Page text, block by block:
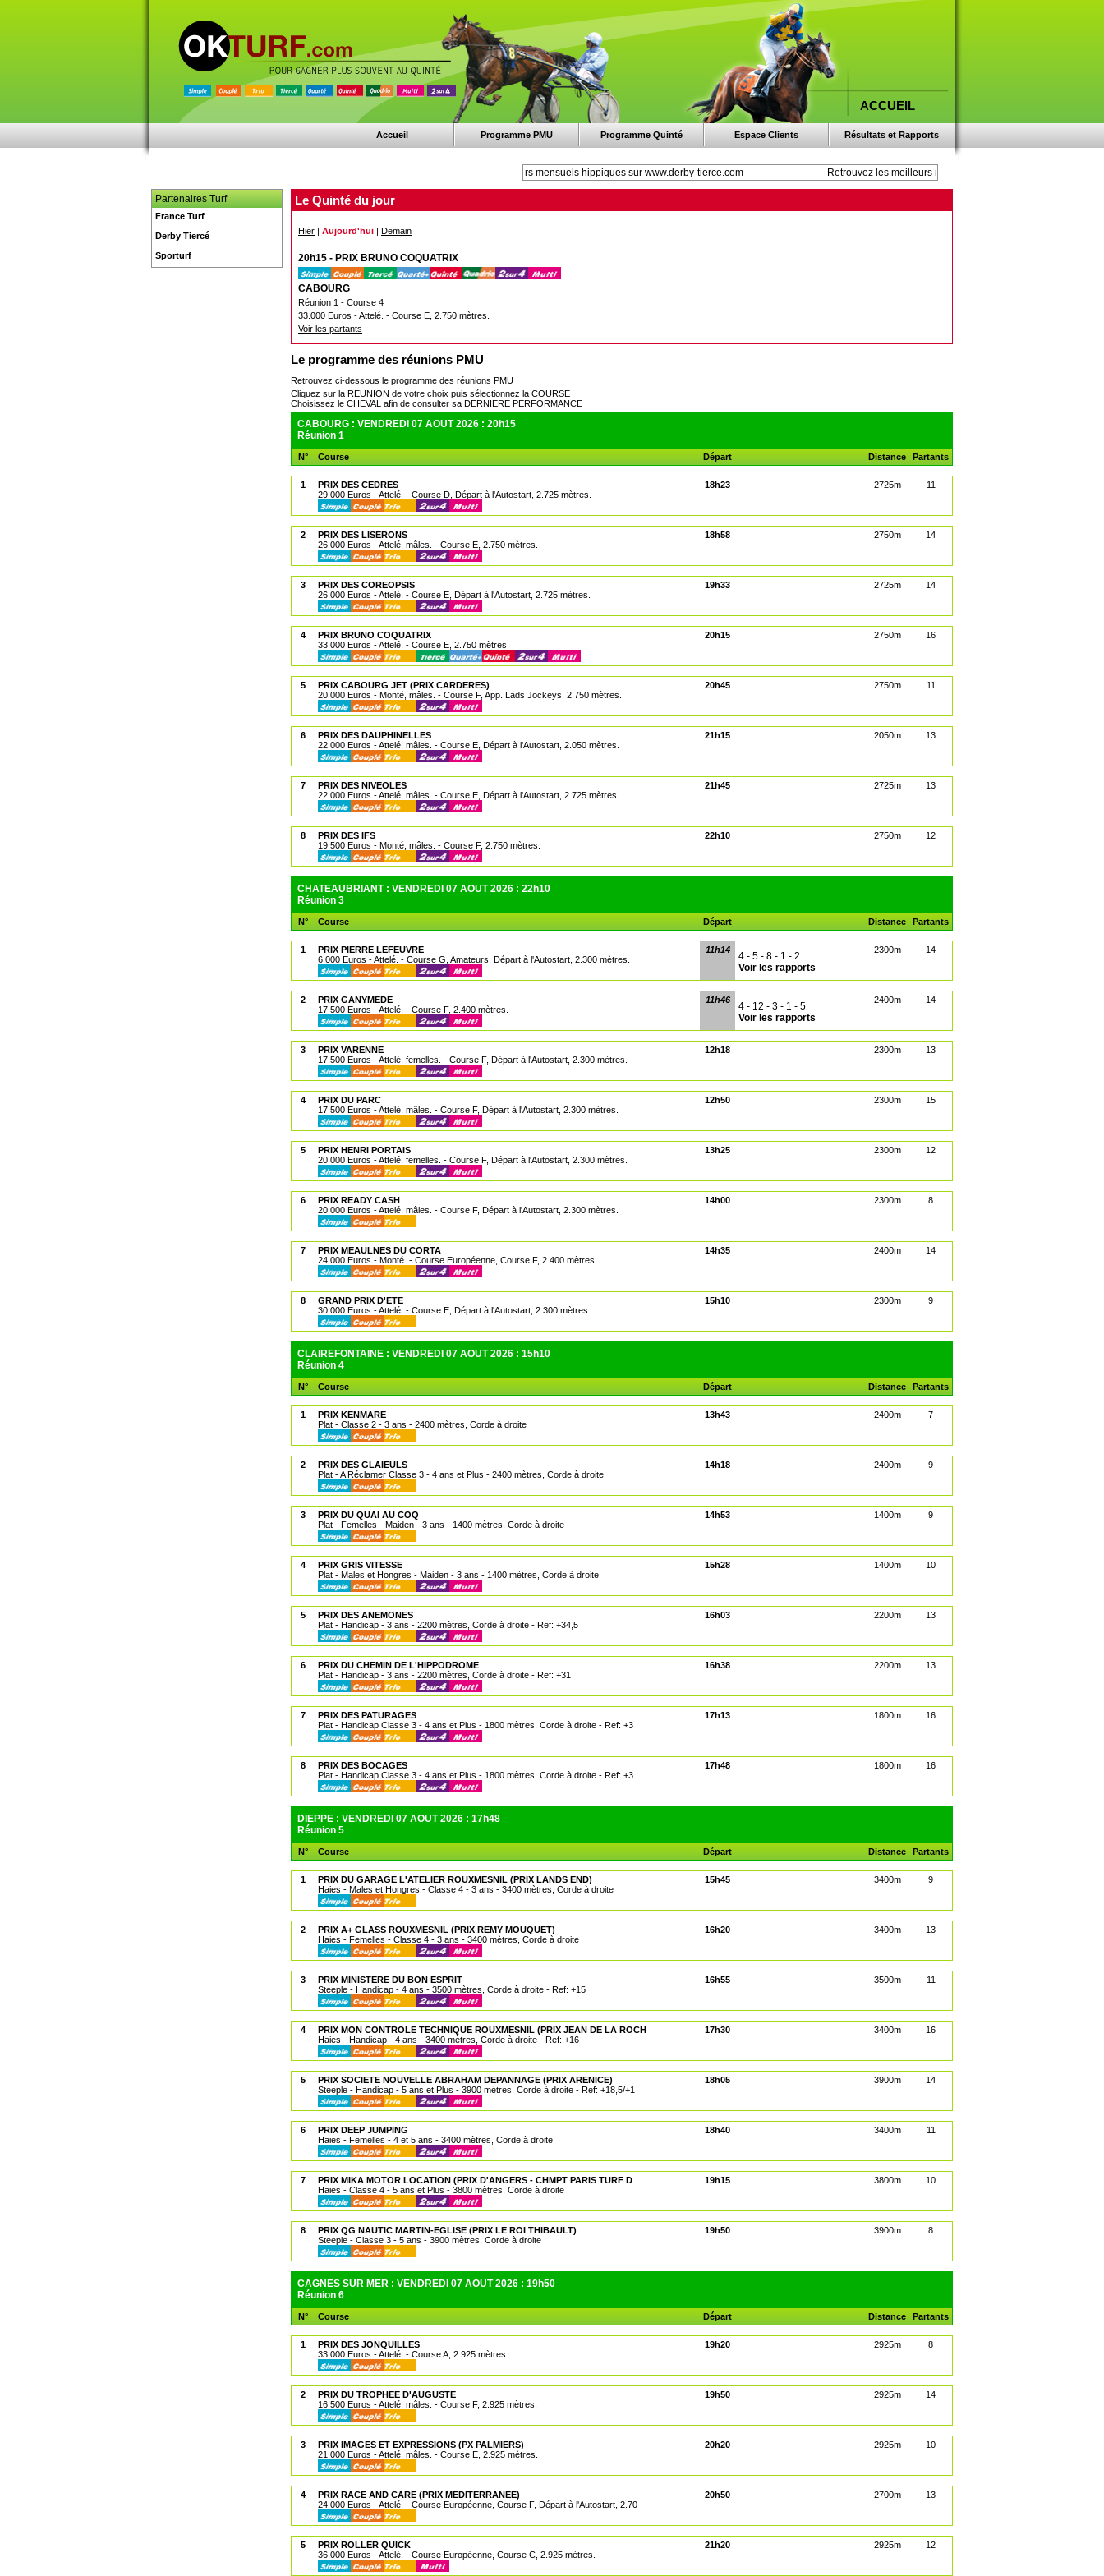
ACCUEIL
Résultats et Rapports
Espace Clients
Programme Quinté
Programme PMU
Accueil
Le Quinté du jour
Hier | Aujourd'hui | Demain
20h15 - PRIX BRUNO COQUATRIX
CABOURG
Réunion 1 - Course 4
33.000 Euros - Attelé. - Course E, 2.750 mètres.
Voir les partants
Le programme des réunions PMU
Retrouvez ci-dessous le programme des réunions PMU
Cliquez sur la REUNION de votre choix puis sélectionnez la COURSE
Choisissez le CHEVAL afin de consulter sa DERNIERE PERFORMANCE
CABOURG : VENDREDI 07 AOUT 2026 : 20h15
Réunion 1
N° Course Départ Distance Partants
1
PRIX DES CEDRES
29.000 Euros - Attelé. - Course D, Départ à l'Autostart, 2.725 mètres.
18h23 2725m 11
2
PRIX DES LISERONS
26.000 Euros - Attelé, mâles. - Course E, 2.750 mètres.
18h58 2750m 14
3
PRIX DES COREOPSIS
26.000 Euros - Attelé. - Course E, Départ à l'Autostart, 2.725 mètres.
19h33 2725m 14
4
PRIX BRUNO COQUATRIX
33.000 Euros - Attelé. - Course E, 2.750 mètres.
20h15 2750m 16
5
PRIX CABOURG JET (PRIX CARDERES)
20.000 Euros - Monté, mâles. - Course F, App. Lads Jockeys, 2.750 mètres.
20h45 2750m 11
6
PRIX DES DAUPHINELLES
22.000 Euros - Attelé, mâles. - Course E, Départ à l'Autostart, 2.050 mètres.
21h15 2050m 13
7
PRIX DES NIVEOLES
22.000 Euros - Attelé, mâles. - Course E, Départ à l'Autostart, 2.725 mètres.
21h45 2725m 13
8
PRIX DES IFS
19.500 Euros - Monté, mâles. - Course F, 2.750 mètres.
22h10 2750m 12
CHATEAUBRIANT : VENDREDI 07 AOUT 2026 : 22h10
Réunion 3
N° Course Départ Distance Partants
1
PRIX PIERRE LEFEUVRE
6.000 Euros - Attelé. - Course G, Amateurs, Départ à l'Autostart, 2.300 mètres.
11h14
4 - 5 - 8 - 1 - 2
Voir les rapports
2300m 14
2
PRIX GANYMEDE
17.500 Euros - Attelé. - Course F, 2.400 mètres.
11h46
4 - 12 - 3 - 1 - 5
Voir les rapports
2400m 14
3
PRIX VARENNE
17.500 Euros - Attelé, femelles. - Course F, Départ à l'Autostart, 2.300 mètres.
12h18 2300m 13
4
PRIX DU PARC
17.500 Euros - Attelé, mâles. - Course F, Départ à l'Autostart, 2.300 mètres.
12h50 2300m 15
5
PRIX HENRI PORTAIS
20.000 Euros - Attelé, femelles. - Course F, Départ à l'Autostart, 2.300 mètres.
13h25 2300m 12
6
PRIX READY CASH
20.000 Euros - Attelé, mâles. - Course F, Départ à l'Autostart, 2.300 mètres.
14h00 2300m 8
7
PRIX MEAULNES DU CORTA
24.000 Euros - Monté. - Course Européenne, Course F, 2.400 mètres.
14h35 2400m 14
8
GRAND PRIX D'ETE
30.000 Euros - Attelé. - Course E, Départ à l'Autostart, 2.300 mètres.
15h10 2300m 9
CLAIREFONTAINE : VENDREDI 07 AOUT 2026 : 15h10
Réunion 4
N° Course Départ Distance Partants
1
PRIX KENMARE
Plat - Classe 2 - 3 ans - 2400 mètres, Corde à droite
13h43 2400m 7
2
PRIX DES GLAIEULS
Plat - A Réclamer Classe 3 - 4 ans et Plus - 2400 mètres, Corde à droite
14h18 2400m 9
3
PRIX DU QUAI AU COQ
Plat - Femelles - Maiden - 3 ans - 1400 mètres, Corde à droite
14h53 1400m 9
4
PRIX GRIS VITESSE
Plat - Males et Hongres - Maiden - 3 ans - 1400 mètres, Corde à droite
15h28 1400m 10
5
PRIX DES ANEMONES
Plat - Handicap - 3 ans - 2200 mètres, Corde à droite - Ref: +34,5
16h03 2200m 13
6
PRIX DU CHEMIN DE L'HIPPODROME
Plat - Handicap - 3 ans - 2200 mètres, Corde à droite - Ref: +31
16h38 2200m 13
7
PRIX DES PATURAGES
Plat - Handicap Classe 3 - 4 ans et Plus - 1800 mètres, Corde à droite - Ref: +3
17h13 1800m 16
8
PRIX DES BOCAGES
Plat - Handicap Classe 3 - 4 ans et Plus - 1800 mètres, Corde à droite - Ref: +3
17h48 1800m 16
DIEPPE : VENDREDI 07 AOUT 2026 : 17h48
Réunion 5
N° Course Départ Distance Partants
1
PRIX DU GARAGE L'ATELIER ROUXMESNIL (PRIX LANDS END)
Haies - Males et Hongres - Classe 4 - 3 ans - 3400 mètres, Corde à droite
15h45 3400m 9
2
PRIX A+ GLASS ROUXMESNIL (PRIX REMY MOUQUET)
Haies - Femelles - Classe 4 - 3 ans - 3400 mètres, Corde à droite
16h20 3400m 13
3
PRIX MINISTERE DU BON ESPRIT
Steeple - Handicap - 4 ans - 3500 mètres, Corde à droite - Ref: +15
16h55 3500m 11
4
PRIX MON CONTROLE TECHNIQUE ROUXMESNIL (PRIX JEAN DE LA ROCH
Haies - Handicap - 4 ans - 3400 mètres, Corde à droite - Ref: +16
17h30 3400m 16
5
PRIX SOCIETE NOUVELLE ABRAHAM DEPANNAGE (PRIX ARENICE)
Steeple - Handicap - 5 ans et Plus - 3900 mètres, Corde à droite - Ref: +18,5/+1
18h05 3900m 14
6
PRIX DEEP JUMPING
Haies - Femelles - 4 et 5 ans - 3400 mètres, Corde à droite
18h40 3400m 11
7
PRIX MIKA MOTOR LOCATION (PRIX D'ANGERS - CHMPT PARIS TURF D
Haies - Classe 4 - 5 ans et Plus - 3800 mètres, Corde à droite
19h15 3800m 10
8
PRIX QG NAUTIC MARTIN-EGLISE (PRIX LE ROI THIBAULT)
Steeple - Classe 3 - 5 ans - 3900 mètres, Corde à droite
19h50 3900m 8
CAGNES SUR MER : VENDREDI 07 AOUT 2026 : 19h50
Réunion 6
N° Course Départ Distance Partants
1
PRIX DES JONQUILLES
33.000 Euros - Attelé. - Course A, 2.925 mètres.
19h20 2925m 8
2
PRIX DU TROPHEE D'AUGUSTE
16.500 Euros - Attelé, mâles. - Course F, 2.925 mètres.
19h50 2925m 14
3
PRIX IMAGES ET EXPRESSIONS (PX PALMIERS)
21.000 Euros - Attelé, mâles. - Course E, 2.925 mètres.
20h20 2925m 10
4
PRIX RACE AND CARE (PRIX MEDITERRANEE)
24.000 Euros - Attelé. - Course Européenne, Course F, Départ à l'Autostart, 2.70
20h50 2700m 13
5
PRIX ROLLER QUICK
36.000 Euros - Attelé. - Course Européenne, Course C, 2.925 mètres.
21h20 2925m 12
Partenaires Turf
France Turf
Derby Tiercé
Sporturf